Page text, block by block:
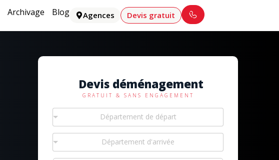
Archivage Blog Agences Devis gratuit
Devis déménagement
GRATUIT & SANS ENGAGEMENT
Département de départ
Département d'arrivée